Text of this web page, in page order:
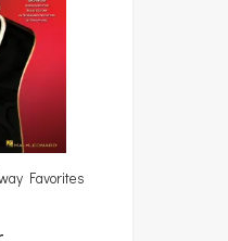
Favorites